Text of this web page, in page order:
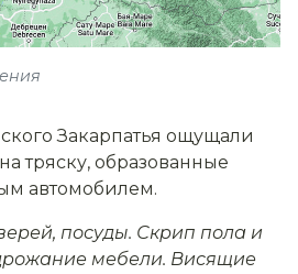
Закарпатья ощущали
тряску, образованные
автомобилем.
посуды. Скрип пола и
мебели. Висящие